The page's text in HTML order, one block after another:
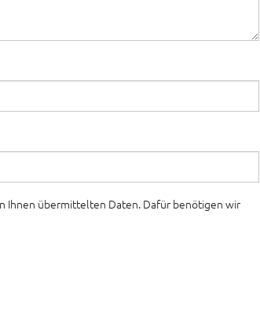
Ihnen übermittelten Daten. Dafür benötigen wir